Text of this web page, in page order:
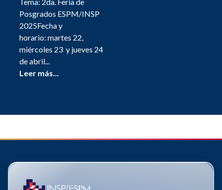
Posgrados ESPM/INSP
2025Fecha y
horario: martes 22,
miércoles 23 y jueves 24
de abril...
Leer más...